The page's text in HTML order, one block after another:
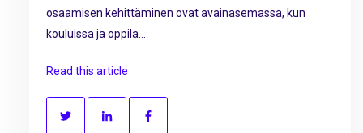
osaamisen kehittäminen ovat avainasemassa, kun
kouluissa ja oppila...
Read this article